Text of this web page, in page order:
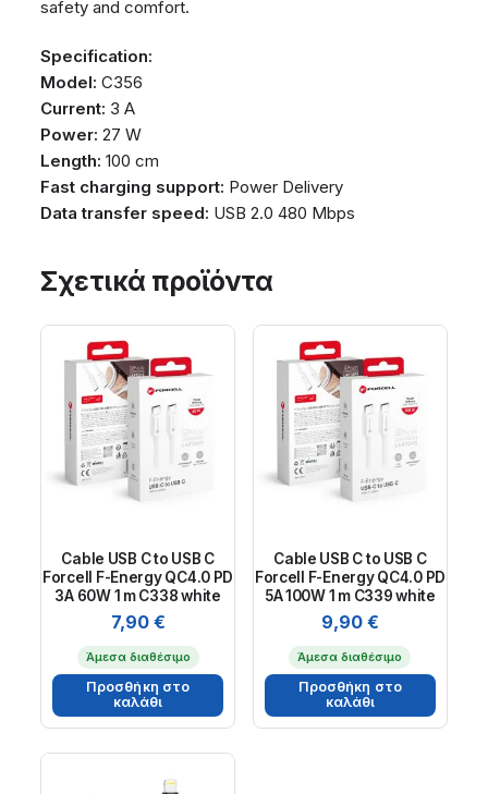
safety and comfort.
Specification:
Model: C356
Current: 3 A
Power: 27 W
Length: 100 cm
Fast charging support: Power Delivery
Data transfer speed: USB 2.0 480 Mbps
Σχετικά προϊόντα
Cable USB C to USB C
Forcell F-Energy QC4.0 PD
3A 60W 1 m C338 white
7,90 €
Άμεσα διαθέσιμο
Προσθήκη στο
καλάθι
Cable USB C to USB C
Forcell F-Energy QC4.0 PD
5A 100W 1 m C339 white
9,90 €
Άμεσα διαθέσιμο
Προσθήκη στο
καλάθι